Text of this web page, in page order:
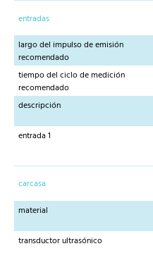
entradas
largo del impulso de emisión
recomendado
tiempo del ciclo de medición
recomendado
descripción
entrada 1
carcasa
material
transductor ultrasónico